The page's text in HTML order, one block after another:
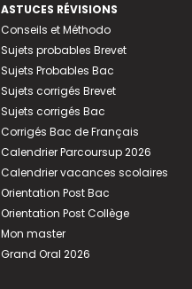
ASTUCES RÉVISIONS
Conseils et Méthodo
Sujets probables Brevet
Sujets Probables Bac
Sujets corrigés Brevet
Sujets corrigés Bac
Corrigés Bac de Français
Calendrier Parcoursup 2026
Calendrier vacances scolaires
Orientation Post Bac
Orientation Post Collège
Mon master
Grand Oral 2026